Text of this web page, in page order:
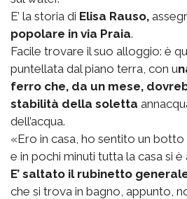
E’ la storia di Elisa Rauso,
popolare in via Praia.
Facile trovare il suo alloggio: è
puntellata dal piano terra, con u
ferro che, da un mese,
stabilità della soletta
dell’acqua.
«Ero in casa, ho sentito un
e in pochi minuti tutta la casa si
E’ saltato il rubinetto
che si trova in bagno, appunto,